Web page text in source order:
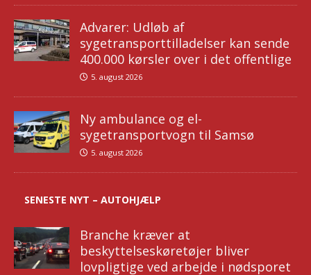
Advarer: Udløb af
sygetransporttilladelser kan sende
400.000 kørsler over i det offentlige
5. august 2026
Ny ambulance og el-
sygetransportvogn til Samsø
5. august 2026
SENESTE NYT – AUTOHJÆLP
Branche kræver at
beskyttelseskøretøjer bliver
lovpligtige ved arbejde i nødsporet